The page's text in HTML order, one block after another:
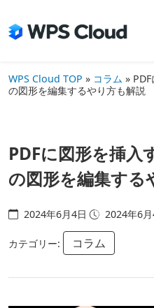
to
the
WPS Cloud TOP » コラム »
の図形を編集するやり方も解説
PDFに図形を挿入
の図形を編集する
2024年6月4日 2024年6月
カテゴリー: コラム